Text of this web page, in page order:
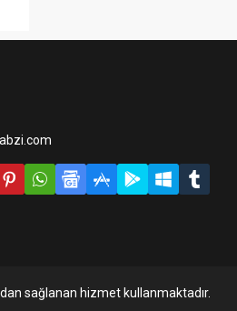
sağlanan hizmet kullanmaktadır.